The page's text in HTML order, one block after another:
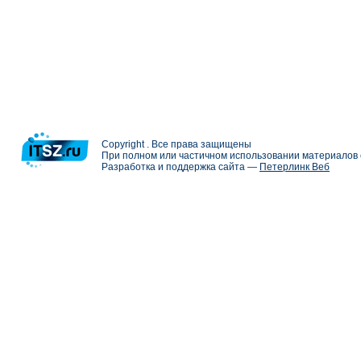
Copyright . Все права защищены
При полном или частичном использовании
Разработка и поддержка сайта — Петерлинк Веб